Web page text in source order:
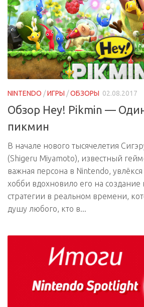
NINTENDO /ИГРЫ /ОБЗОРЫ 02.08.2017
Обзор Hey! Pikmin —
пикмин
В начале нового тысячелетия
(Shigeru Miyamoto), известный
важная персона в Nintendo,
хобби вдохновило его на
стратегии в реальном времени,
душу любого, кто в...